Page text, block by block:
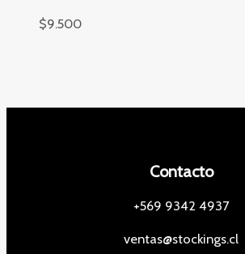
$9.500
Contacto
+569 9342 4937
ventas@stockings.cl